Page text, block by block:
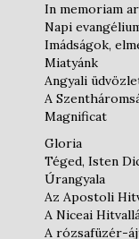
In memoriam
Napi
Imádságok,
Miatyánk
Angyali
A
Magnificat
Gloria
Téged, Isten
Úrangyala
Az Apostoli
A Niceai
A rózsafüzér-